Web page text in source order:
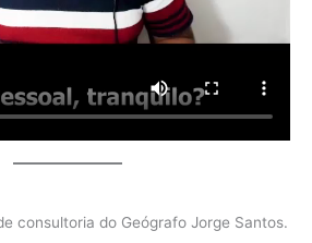
consultoria do Geógrafo Jorge Santos.